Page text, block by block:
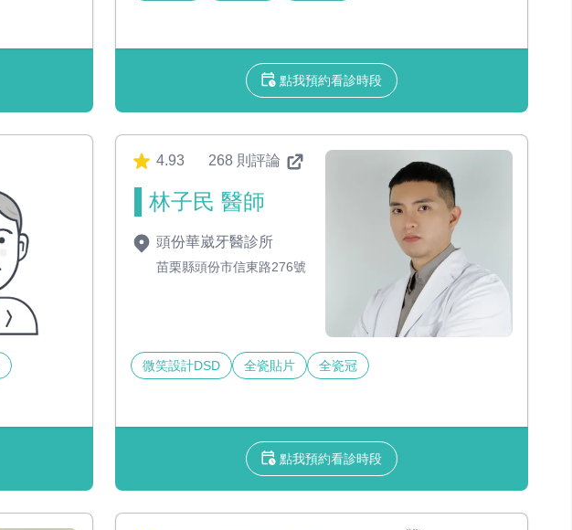
點我預約看診時段
4.93 268 則評論
林子民 醫師
頭份華崴牙醫診所
苗栗縣頭份市信東路276號
微笑設計DSD 全瓷貼片 全瓷冠
點我預約看診時段